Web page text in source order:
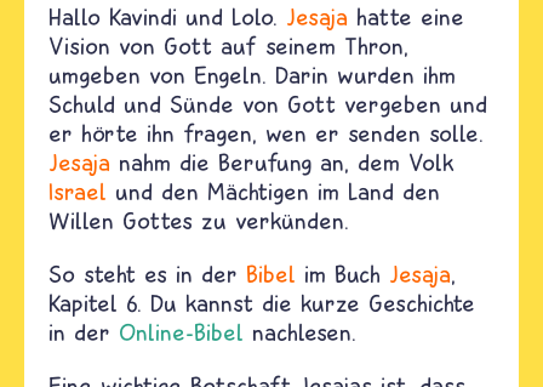
Hallo Kavindi und Lolo. Jesaja hatte eine
Vision von Gott auf seinem Thron,
umgeben von Engeln. Darin wurden ihm
Schuld und Sünde von Gott vergeben und
er hörte ihn fragen, wen er senden solle.
Jesaja nahm die Berufung an, dem Volk
Israel und den Mächtigen im Land den
Willen Gottes zu verkünden.
So steht es in der Bibel im Buch Jesaja,
Kapitel 6. Du kannst die kurze Geschichte
in der Online-Bibel nachlesen.